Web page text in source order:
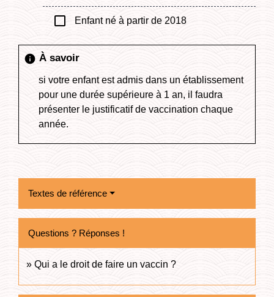
check_box_outline_blank Enfant né à partir de 2018
info À savoir
si votre enfant est admis dans un établissement
pour une durée supérieure à 1 an, il faudra
présenter le justificatif de vaccination chaque
année.
Textes de référence
Questions ? Réponses !
Qui a le droit de faire un vaccin ?